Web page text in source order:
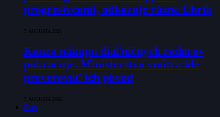
progresívcami, odkazuje rázne Uhrík
7. AUGUSTA 2026
Kauza nákupu diaľničných radarov
pokračuje. Ministerstvo vnútra ide
preverovať ich pôvod
7. AUGUSTA 2026
Svet